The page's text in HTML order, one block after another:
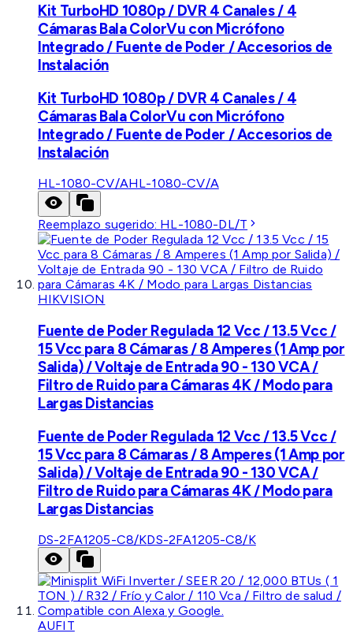
Kit TurboHD 1080p / DVR 4 Canales / 4
Cámaras Bala ColorVu con Micrófono
Integrado / Fuente de Poder / Accesorios de
Instalación
Kit TurboHD 1080p / DVR 4 Canales / 4
Cámaras Bala ColorVu con Micrófono
Integrado / Fuente de Poder / Accesorios de
Instalación
HL-1080-CV/AHL-1080-CV/A
Reemplazo sugerido: HL-1080-DL/T
HIKVISION
Fuente de Poder Regulada 12 Vcc / 13.5 Vcc /
15 Vcc para 8 Cámaras / 8 Amperes (1 Amp por
Salida) / Voltaje de Entrada 90 - 130 VCA /
Filtro de Ruido para Cámaras 4K / Modo para
Largas Distancias
Fuente de Poder Regulada 12 Vcc / 13.5 Vcc /
15 Vcc para 8 Cámaras / 8 Amperes (1 Amp por
Salida) / Voltaje de Entrada 90 - 130 VCA /
Filtro de Ruido para Cámaras 4K / Modo para
Largas Distancias
DS-2FA1205-C8/KDS-2FA1205-C8/K
AUFIT